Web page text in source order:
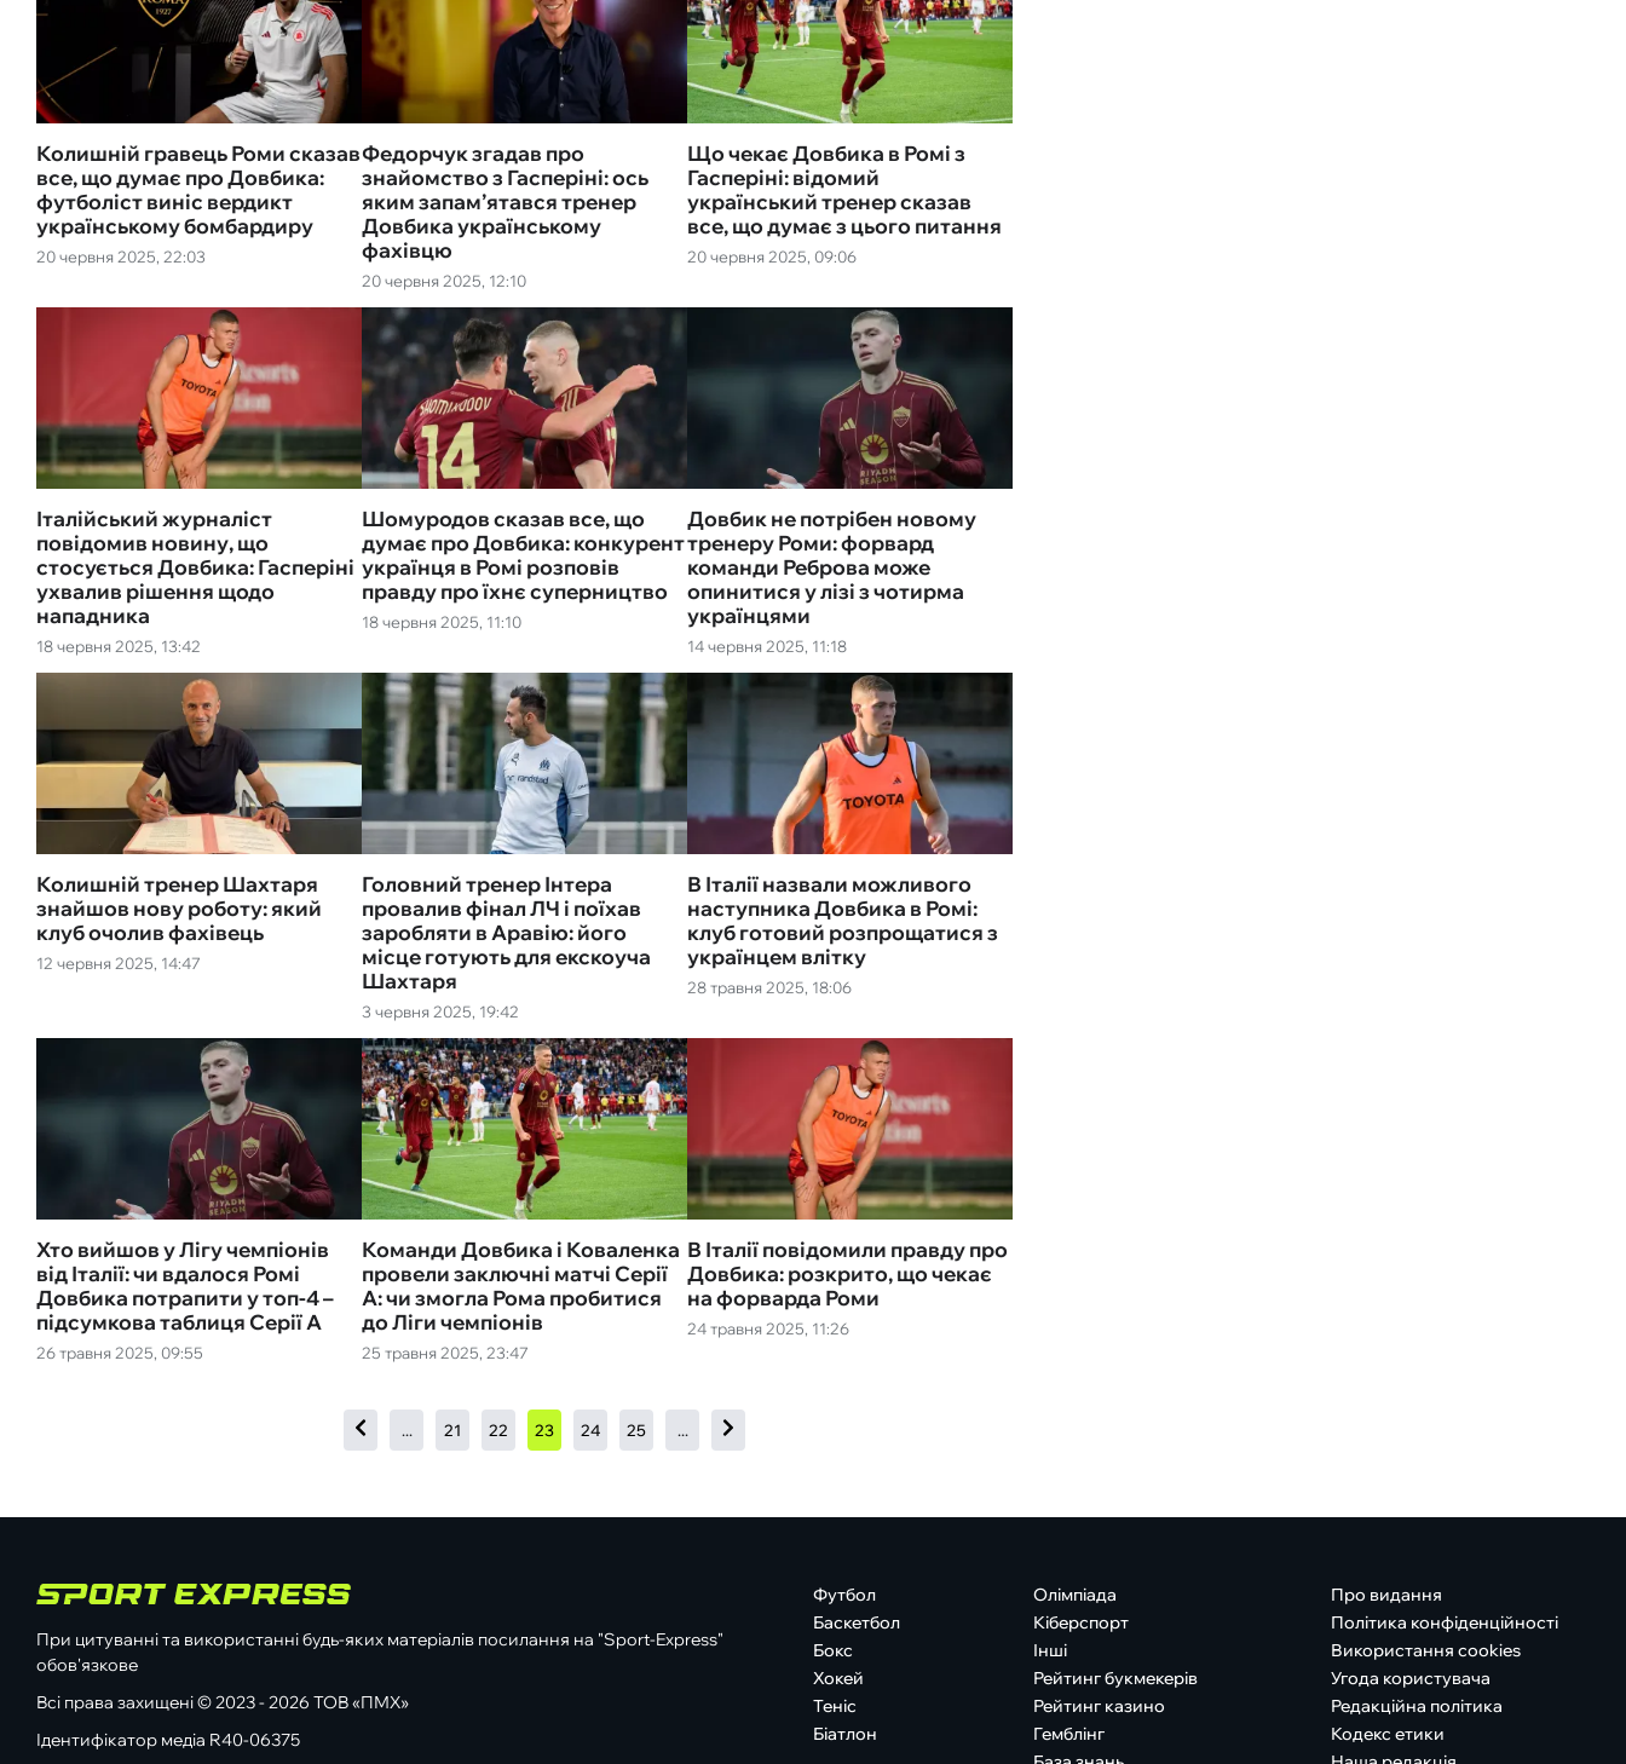
20 червня 2025, 22:03
Колишній гравець Роми сказав
все, що думає про Довбика:
футболіст виніс вердикт
українському бомбардиру
20 червня 2025, 12:10
Федорчук згадав про
знайомство з Гасперіні: ось
яким запам’ятався тренер
Довбика українському
фахівцю
20 червня 2025, 09:06
Що чекає Довбика в Ромі з
Гасперіні: відомий
український тренер сказав
все, що думає з цього питання
18 червня 2025, 13:42
Італійський журналіст
повідомив новину, що
стосується Довбика: Гасперіні
ухвалив рішення щодо
нападника
18 червня 2025, 11:10
Шомуродов сказав все, що
думає про Довбика: конкурент
українця в Ромі розповів
правду про їхнє суперництво
14 червня 2025, 11:18
Довбик не потрібен новому
тренеру Роми: форвард
команди Реброва може
опинитися у лізі з чотирма
українцями
12 червня 2025, 14:47
Колишній тренер Шахтаря
знайшов нову роботу: який
клуб очолив фахівець
3 червня 2025, 19:42
Головний тренер Інтера
провалив фінал ЛЧ і поїхав
заробляти в Аравію: його
місце готують для екскоуча
Шахтаря
28 травня 2025, 18:06
В Італії назвали можливого
наступника Довбика в Ромі:
клуб готовий розпрощатися з
українцем влітку
26 травня 2025, 09:55
Хто вийшов у Лігу чемпіонів
від Італії: чи вдалося Ромі
Довбика потрапити у топ-4 –
підсумкова таблиця Серії А
25 травня 2025, 23:47
Команди Довбика і Коваленка
провели заключні матчі Серії
А: чи змогла Рома пробитися
до Ліги чемпіонів
24 травня 2025, 11:26
В Італії повідомили правду про
Довбика: розкрито, що чекає
на форварда Роми
... 21 22 23 24 25 ...
При цитуванні та використанні будь-яких матеріалів посилання на "Sport-Express"
обов'язкове
Всі права захищені © 2023 - 2026 ТОВ «ПМХ»
Ідентифікатор медіа R40-06375
Футбол
Баскетбол
Бокс
Хокей
Теніс
Біатлон
Олімпіада
Кіберспорт
Інші
Рейтинг букмекерів
Рейтинг казино
Гемблінг
Про видання
Політика конфіденційності
Використання cookies
Угода користувача
Редакційна політика
Кодекс етики